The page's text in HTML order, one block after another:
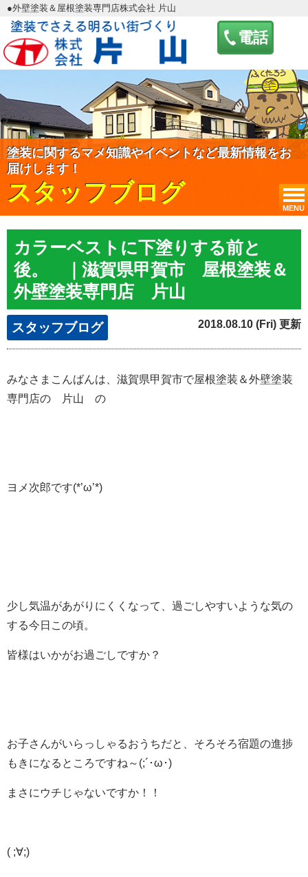
電話
MENU
●外壁塗装＆屋根塗装専門店株式会社 片山
塗装に関するマメ知識やイベントなど最新情報をお
届けします！
スタッフブログ
カラーベストに下塗りする前と
後。 ｜滋賀県甲賀市 屋根塗装＆
外壁塗装専門店 片山
スタッフブログ 2018.08.10 (Fri) 更新
みなさまこんばんは、滋賀県甲賀市で屋根塗装＆外壁塗装
専門店の 片山 の
ヨメ次郎です(*’ω’*)
少し気温があがりにくくなって、過ごしやすいような気の
する今日この頃。
皆様はいかがお過ごしですか？
お子さんがいらっしゃるおうちだと、そろそろ宿題の進捗
もきになるところですね～(;´･ω･)
まさにウチじゃないですか！！
( ;∀;)